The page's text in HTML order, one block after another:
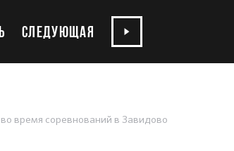
СЛЕДУЮЩАЯ
время соревнований в Завидово